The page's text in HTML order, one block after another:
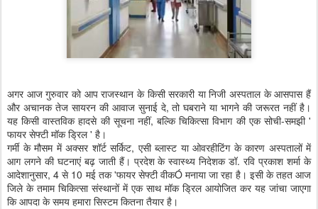
अगर आज गुरुवार को आप राजस्थान के किसी सरकारी या निजी अस्पताल के आसपास हैं
और अचानक तेज सायरन की आवाज सुनाई दे, तो घबराने या भागने की जरूरत नहीं है।
यह किसी वास्तविक हादसे की सूचना नहीं, बल्कि चिकित्सा विभाग की एक सोची-समझी '
फायर सेफ्टी मॉक ड्रिल ' है।
गर्मी के मौसम में अक्सर शॉर्ट सर्किट, एसी ब्लास्ट या ओवरहीटिंग के कारण अस्पतालों में
आग लगने की घटनाएं बढ़ जाती हैं। प्रदेश के स्वास्थ्य निदेशक डॉ. रवि प्रकाश शर्मा के
आदेशानुसार, 4 से 10 मई तक 'फायर सेफ्टी वीकÓ मनाया जा रहा है। इसी के तहत आज
जिले के तमाम चिकित्सा संस्थानों में एक साथ मॉक ड्रिल आयोजित कर यह जांचा जाएगा
कि आपदा के समय हमारा सिस्टम कितना तैयार है।